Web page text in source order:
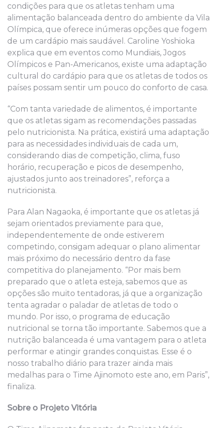
condições para que os atletas tenham uma
alimentação balanceada dentro do ambiente da Vila
Olímpica, que oferece inúmeras opções que fogem
de um cardápio mais saudável. Caroline Yoshioka
explica que em eventos como Mundiais, Jogos
Olímpicos e Pan-Americanos, existe uma adaptação
cultural do cardápio para que os atletas de todos os
países possam sentir um pouco do conforto de casa.
“Com tanta variedade de alimentos, é importante
que os atletas sigam as recomendações passadas
pelo nutricionista. Na prática, existirá uma adaptação
para as necessidades individuais de cada um,
considerando dias de competição, clima, fuso
horário, recuperação e picos de desempenho,
ajustados junto aos treinadores”, reforça a
nutricionista.
Para Alan Nagaoka, é importante que os atletas já
sejam orientados previamente para que,
independentemente de onde estiverem
competindo, consigam adequar o plano alimentar
mais próximo do necessário dentro da fase
competitiva do planejamento. “Por mais bem
preparado que o atleta esteja, sabemos que as
opções são muito tentadoras, já que a organização
tenta agradar o paladar de atletas de todo o
mundo. Por isso, o programa de educação
nutricional se torna tão importante. Sabemos que a
nutrição balanceada é uma vantagem para o atleta
performar e atingir grandes conquistas. Esse é o
nosso trabalho diário para trazer ainda mais
medalhas para o Time Ajinomoto este ano, em Paris”,
finaliza.
Sobre o Projeto Vitória